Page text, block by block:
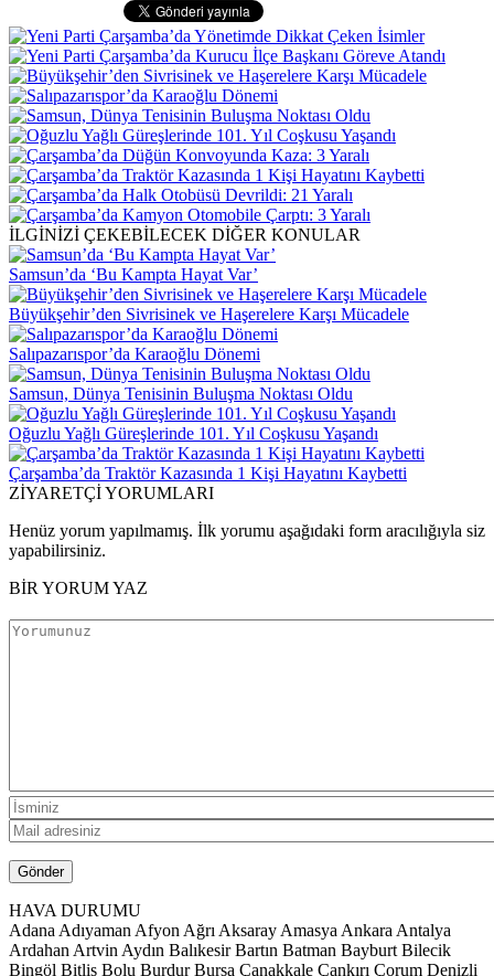
İLGİNİZİ ÇEKEBİLECEK DİĞER KONULAR
Samsun’da ‘Bu Kampta Hayat Var’
Büyükşehir’den Sivrisinek ve Haşerelere Karşı Mücadele
Salıpazarıspor’da Karaoğlu Dönemi
Samsun, Dünya Tenisinin Buluşma Noktası Oldu
Oğuzlu Yağlı Güreşlerinde 101. Yıl Coşkusu Yaşandı
Çarşamba’da Traktör Kazasında 1 Kişi Hayatını Kaybetti
ZİYARETÇİ YORUMLARI
Henüz yorum yapılmamış. İlk yorumu aşağıdaki form aracılığıyla siz
yapabilirsiniz.
BİR YORUM YAZ
HAVA DURUMU
Adana Adıyaman Afyon Ağrı Aksaray Amasya Ankara Antalya
Ardahan Artvin Aydın Balıkesir Bartın Batman Bayburt Bilecik
Bingöl Bitlis Bolu Burdur Bursa Çanakkale Çankırı Çorum Denizli